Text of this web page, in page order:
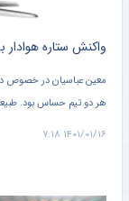
واکنش ستاره
معین عباسیان در خصوص
هر دو تیم حساس بود.
۱۴۰۱/۰۱/۱۶ ۷:۱۸